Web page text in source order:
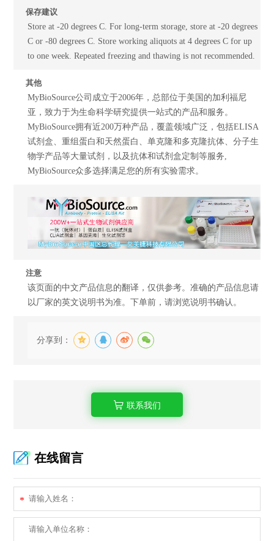
保存建议
Store at -20 degrees C. For long-term storage, store at -20 degrees
C or -80 degrees C. Store working aliquots at 4 degrees C for up
to one week. Repeated freezing and thawing is not recommended.
其他
MyBioSource公司成立于2006年，总部位于美国的加利福尼
亚，致力于为生命科学研究提供一站式的产品和服务。
MyBioSource拥有近200万种产品，覆盖领域广泛，包括ELISA
试剂盒、重组蛋白和天然蛋白、单克隆和多克隆抗体、分子生
物学产品等大量试剂，以及抗体和试剂盒定制等服务,
MyBioSource众多选择满足您的所有实验需求。
注意
该页面的中文产品信息的翻译，仅供参考。准确的产品信息请
以厂家的英文说明书为准。下单前，请浏览说明书确认。
分享到：
联系我们
在线留言
*